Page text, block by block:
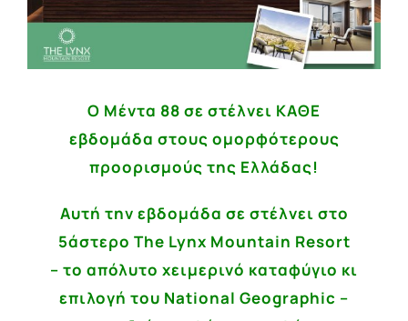
Ο Μέντα 88 σε στέλνει ΚΑΘΕ
εβδομάδα στους ομορφότερους
προορισμούς της Ελλάδας!
Αυτή την εβδομάδα σε στέλνει στο
5άστερο The Lynx Mountain Resort
– το απόλυτο χειμερινό καταφύγιο κι
επιλογή του National Geographic –